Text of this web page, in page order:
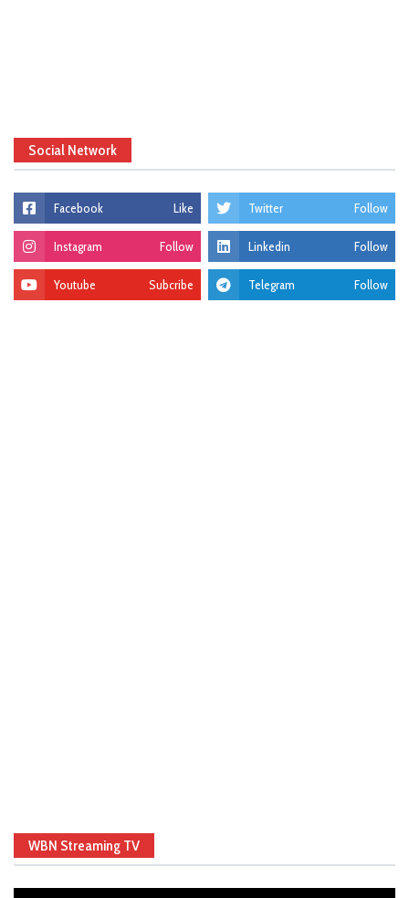
Social Network
Facebook Like Twitter Follow
Instagram Follow Linkedin Follow
Youtube Subcribe Telegram Follow
WBN Streaming TV